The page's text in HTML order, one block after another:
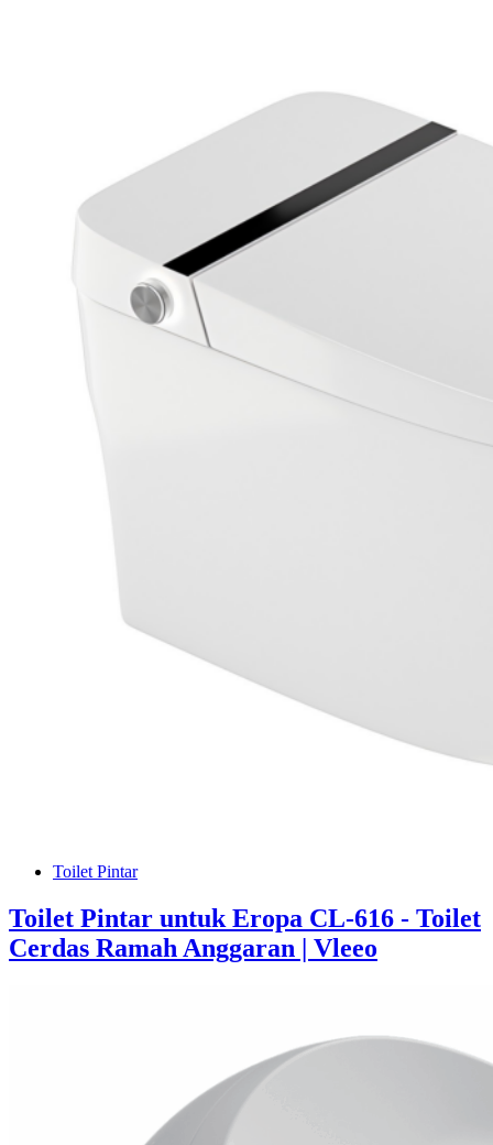
Toilet Pintar
Toilet Pintar untuk Eropa CL-616 - Toilet
Cerdas Ramah Anggaran | Vleeo